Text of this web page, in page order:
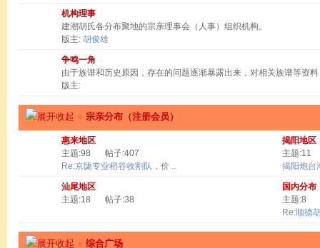
机构理事
建潮胡氏各分布聚地的宗亲理事会（人事）组织机构。
版主: 胡俊雄
争鸣一角
由于族谱和历史原因，存在的问题逐渐暴露出来，对相关族谱等资
版主:
» 宗亲分布（注册会员）
惠来地区
主题:98
帖子:407
Re:京陇专业稻谷收割队，价 ..
揭阳地区
主题:11
揭阳炮台
汕尾地区
主题:18
帖子:38
国内分布
主题:8
Re:顺德
» 综合广场